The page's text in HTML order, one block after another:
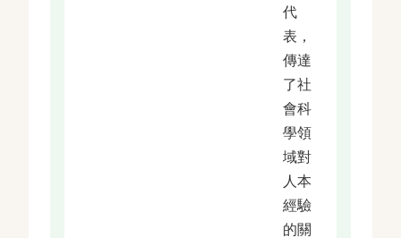
代
表，
傳達
了社
會科
學領
域對
人本
經驗
的關